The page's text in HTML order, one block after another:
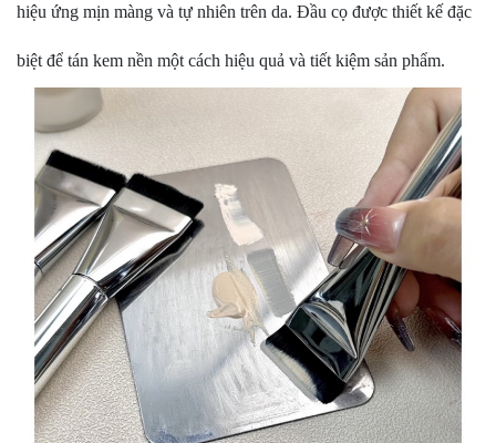
hiệu ứng mịn màng và tự nhiên trên da. Đầu cọ được thiết kế đặc
biệt để tán kem nền một cách hiệu quả và tiết kiệm sản phẩm.